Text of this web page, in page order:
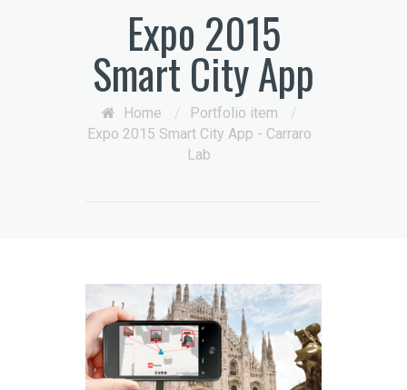
Expo 2015
Smart City App
Home / Portfolio item
/
Expo 2015 Smart City App - Carraro
Lab